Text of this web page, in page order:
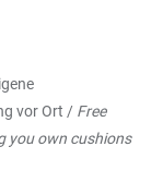
vor Ort / Free
you own cushions